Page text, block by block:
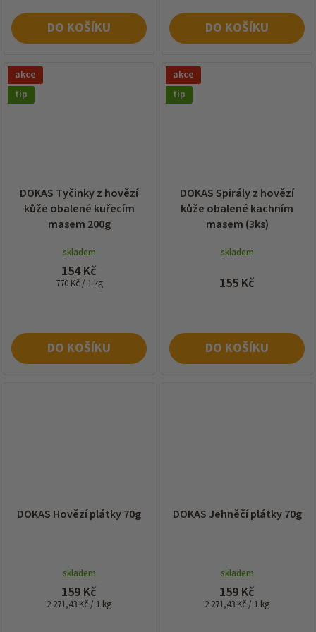
DO KOŠÍKU DO KOŠÍKU
akce
tip
DOKAS Tyčinky z hovězí
kůže obalené kuřecím
masem 200g
skladem
154 Kč
Měrná
770 Kč / 1 kg
DO KOŠÍKU
akce
tip
DOKAS Spirály z hovězí
kůže obalené kachním
masem (3ks)
skladem
155 Kč
DO KOŠÍKU
DOKAS Hovězí plátky 70g
skladem
159 Kč
Měrná
2 271,43 Kč / 1 kg
DOKAS Jehněčí plátky 70g
skladem
159 Kč
Měrná
2 271,43 Kč / 1 kg